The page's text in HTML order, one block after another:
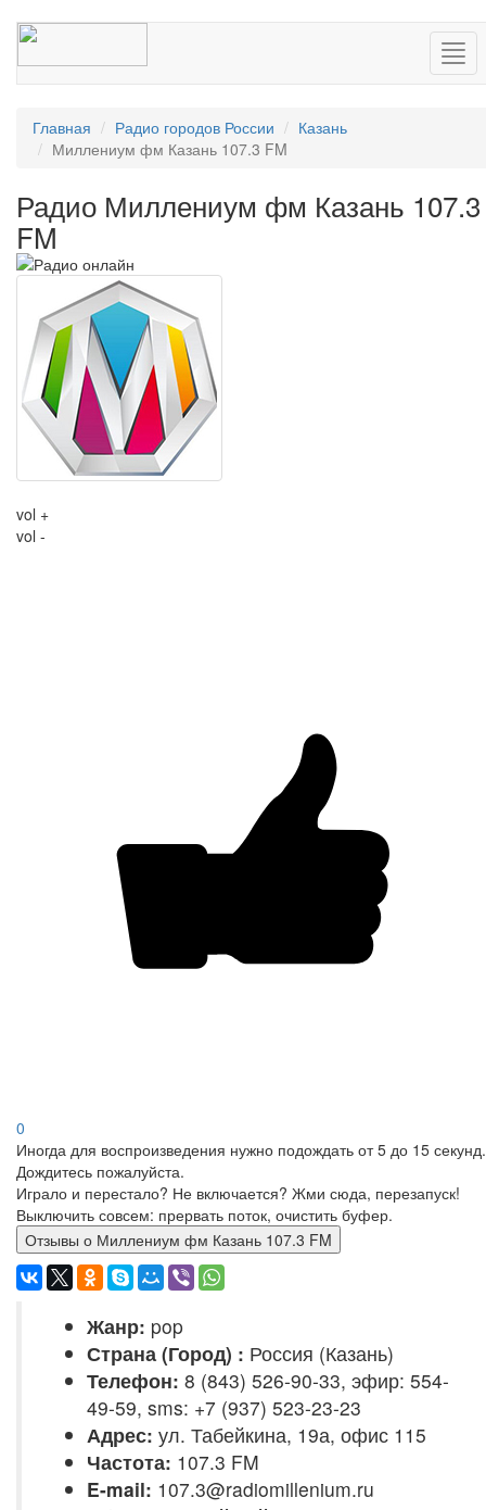
Главная Радио городов России
Казань
Миллениум фм Казань 107.3 FM
Радио Миллениум фм Казань 107.3
FM
vol +
vol -
0
Иногда для воспроизведения нужно подождать от 5 до 15 секунд.
Дождитесь пожалуйста.
Играло и перестало? Не включается? Жми сюда, перезапуск!
Выключить совсем: прервать поток, очистить буфер.
Отзывы о Миллениум фм Казань 107.3 FM
Жанр: pop
Страна (Город) : Россия (Казань)
Телефон: 8 (843) 526-90-33, эфир: 554-
49-59, sms: +7 (937) 523-23-23
Адрес: ул. Табейкина, 19а, офис 115
Частота: 107.3 FM
E-mail: 107.3@radiomillenium.ru